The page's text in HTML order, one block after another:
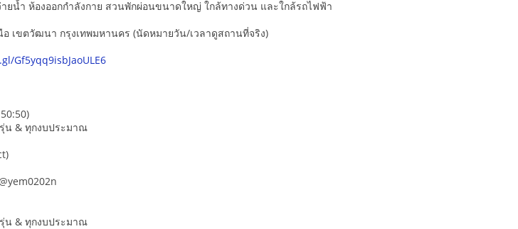
ยน้ำ ห้องออกกำลังกาย สวนพักผ่อนขนาดใหญ่ ใกล้ทางด่วน และใกล้รถไฟฟ้า
เขตวัฒนา กรุงเทพมหานคร (นัดหมายวัน/เวลาดูสถานที่จริง)
Gf5yqq9isbJaoULE6
น & ทุกงบประมาณ
น & ทุกงบประมาณ